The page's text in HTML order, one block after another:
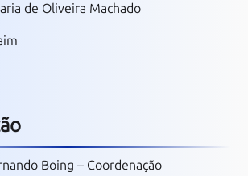
de Oliveira Machado
Boing – Coordenação